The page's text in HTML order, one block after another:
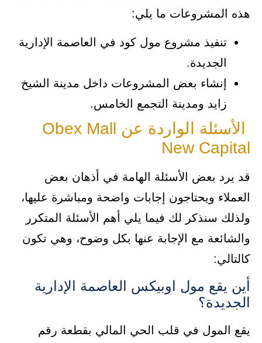
هذه المشروعات ما يلي:
تنفيذ مشروع مول كود في العاصمة الإدارية
الجديدة.
إنشاء بعض المشروعات داخل مدينة الشيخ
زايد ومدينة التجمع الخامس.
الأسئلة الواردة عن Obex Mall
New Capital
قد يرد بعض الأسئلة الهامة في أذهان بعض
العملاء ويحتاجون إجابات واضحة ومباشرة عليها،
ولذلك سنذكر لك فيما يلي أهم الأسئلة المتكرر
والشائعة مع الإجابة عنها بكل وضوح، وهي تكون
كالتالي:
أين يقع مول اوبيكس العاصمة الإدارية
الجديدة؟
يقع المول في قلب الحي المالي بقطعة رقم